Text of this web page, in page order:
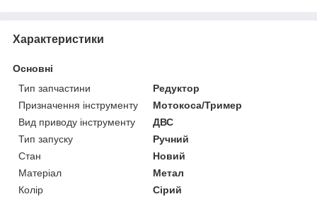
Характеристики
Основні
Тип запчастини
Редуктор
Призначення інструменту
Мотокоса/Тример
Вид приводу інструменту
ДВС
Тип запуску
Ручний
Стан
Новий
Матеріал
Метал
Колір
Сірий